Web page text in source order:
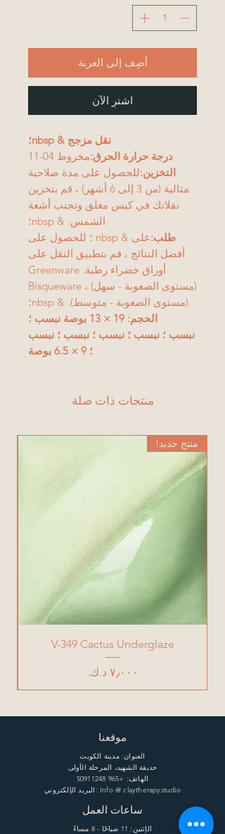
أضِف إلى العربة
اشترِ الآن
نقل مزجج & nbsp؛
درجة حرارة الحرق:مخروط 04-11
التخزين:للحصول على مدة صلاحية
مثالية (من 3 إلى 6 أشهر) ، قم بتخزين
نقلاتك في كيس مغلق وتجنب أشعة
الشمس. & nbsp؛
طلب:
على & nbsp ؛ للحصول على
أفضل النتائج ، قم بتطبيق النقل على
أوراق خضراء رطبة. Greenware
(مستوى الصعوبة - سهل) ، Bisqueware
(مستوى الصعوبة - متوسط). & nbsp؛
الحجم: 19 × 13 بوصة نبسب ؛
نبسب ؛ نبسب ؛ نبسب ؛ نبسب ؛ نبسب
؛ 9 × 6.5 بوصة
منتجات ذات صلة
منتج جديد!
V-349 Cactus Underglaze
السعر
موقعنا
العنوان: مدينة الكويت
حديقة الشهيد، المرحلة الأولى
الهاتف: +965 50911248
البريد الإلكتروني: Info @ claytherapystudio
ساعات العمل
الإثنين: 11 صباحًا - 8 مساءً